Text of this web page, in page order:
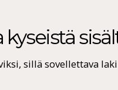
sillä sovellettava